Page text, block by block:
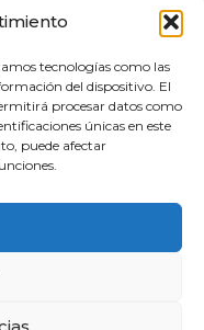
tecnologías como las
del dispositivo. El
procesar datos como
únicas en este
puede afectar